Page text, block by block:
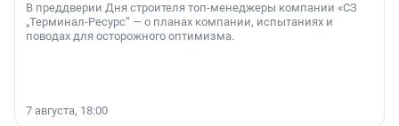
В преддверии Дня строителя топ-менеджеры компании «СЗ
„Терминал-Ресурс“ — о планах компании, испытаниях и
поводах для осторожного оптимизма.
7 августа, 18:00